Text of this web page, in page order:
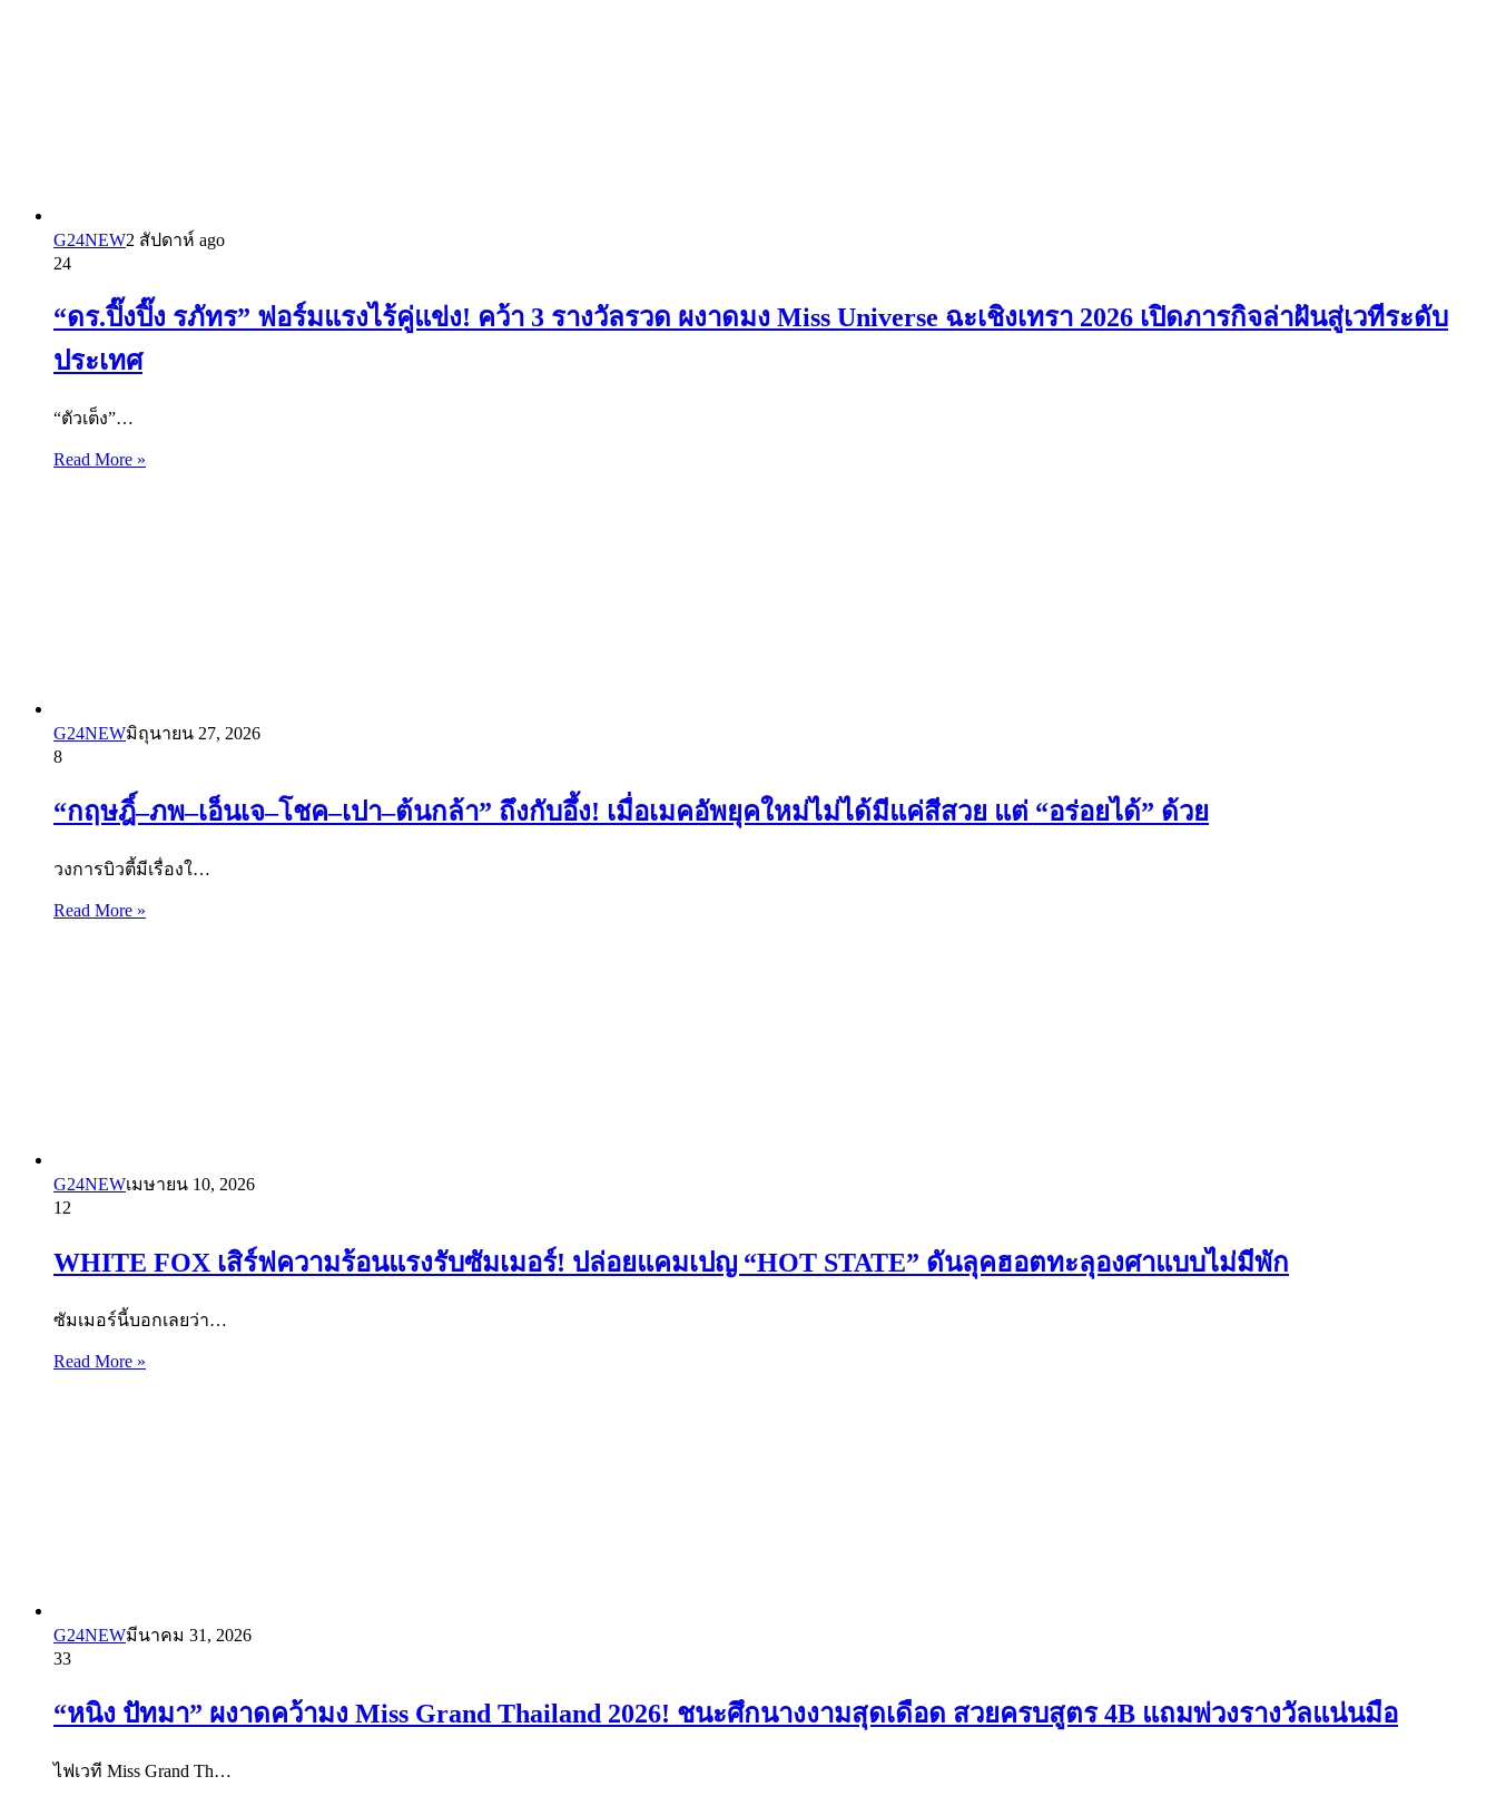
G24NEW2 สัปดาห์ ago
24
“ดร.ปิ๊งปิ๊ง รภัทร” ฟอร์มแรงไร้คู่แข่ง! คว้า 3 รางวัลรวด ผงาดมง Miss Universe ฉะเชิงเทรา 2026 เปิดภารกิจล่าฝันสู่เวทีระดับ
ประเทศ
“ตัวเต็ง”…
Read More »
G24NEWมิถุนายน 27, 2026
8
“กฤษฎิ์–ภพ–เอ็นเจ–โชค–เปา–ต้นกล้า” ถึงกับอึ้ง! เมื่อเมคอัพยุคใหม่ไม่ได้มีแค่สีสวย แต่ “อร่อยได้” ด้วย
วงการบิวตี้มีเรื่องใ…
Read More »
G24NEWเมษายน 10, 2026
12
WHITE FOX เสิร์ฟความร้อนแรงรับซัมเมอร์! ปล่อยแคมเปญ “HOT STATE” ดันลุคฮอตทะลุองศาแบบไม่มีพัก
ซัมเมอร์นี้บอกเลยว่า…
Read More »
G24NEWมีนาคม 31, 2026
33
“หนิง ปัทมา” ผงาดคว้ามง Miss Grand Thailand 2026! ชนะศึกนางงามสุดเดือด สวยครบสูตร 4B แถมพ่วงรางวัลแน่นมือ
ไฟเวที Miss Grand Th…